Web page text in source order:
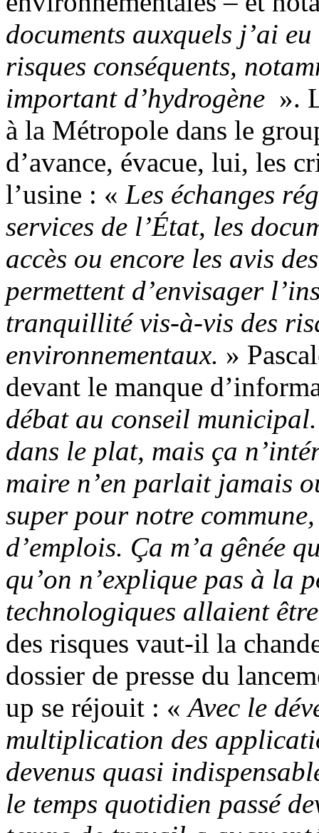
documents auxquels j’ai
risques conséquents,
important d’hydrogène ».
à la Métropole dans le
d’avance, évacue, lui, les
l’usine : « Les échanges
services de l’État, les
accès ou encore les avis
permettent d’envisager
tranquillité vis-à-vis des
environnementaux. »
devant le manque
débat au conseil municipal.
dans le plat, mais ça
maire n’en parlait jamais
super pour notre
d’emplois. Ça m’a gênée
qu’on n’explique pas à la
technologiques allaient
des risques vaut-il la
dossier de presse du
up se réjouit : «Avec le
multiplication des
devenus quasi
le temps quotidien passé